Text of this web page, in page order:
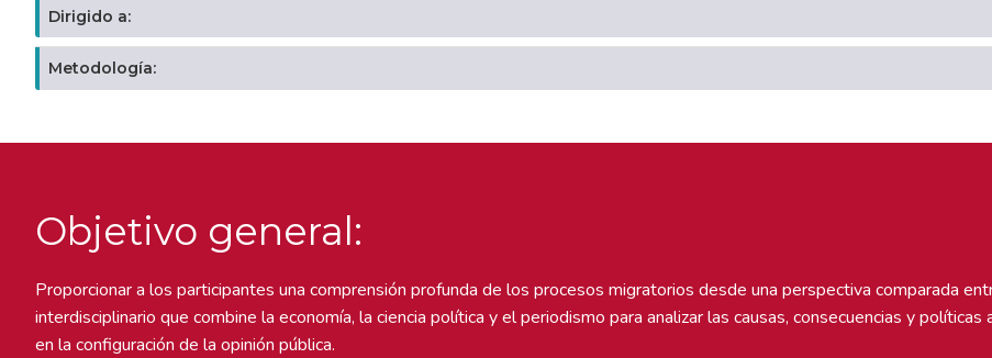
Dirigido a:
Metodología:
Objetivo general:
Proporcionar a los participantes una comprensión profunda de los procesos migratorios desde una perspectiva comparada
interdisciplinario que combine la economía, la ciencia política y el periodismo para analizar las causas, consecuencias y
en la configuración de la opinión pública.